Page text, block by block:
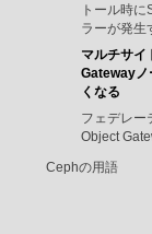
トール時
ラーが発生
マルチサ
Gatewayノ
くなる
フェデレー
Object
Cephの用語